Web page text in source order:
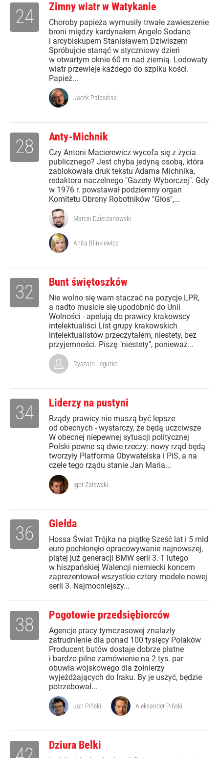
Zimny wiatr w Watykanie
Choroby papieża wymusiły trwałe zawieszenie
broni między kardynałem Angelo Sodano
i arcybiskupem Stanisławem Dziwiszem
Spróbujcie stanąć w styczniowy dzień
w otwartym oknie 60 m nad ziemią. Lodowaty
wiatr przewieje każdego do szpiku kości.
Papież...
24
Jacek Pałasiński
Anty-Michnik
Czy Antoni Macierewicz wycofa się z życia
publicznego? Jest chyba jedyną osobą, która
zablokowała druk tekstu Adama Michnika,
redaktora naczelnego "Gazety Wyborczej". Gdy
w 1976 r. powstawał podziemny organ
Komitetu Obrony Robotników "Głos",...
28
Marcin Dzierżanowski
Anita Blinkiewicz
Bunt świętoszków
Nie wolno się wam staczać na pozycje LPR,
a nadto musicie się upodobnić do Unii
Wolności - apelują do prawicy krakowscy
intelektualiści List grupy krakowskich
intelektualistów przeczytałem, niestety, bez
przyjemności. Piszę "niestety", ponieważ...
32
Ryszard Legutko
Liderzy na pustyni
Rządy prawicy nie muszą być lepsze
od obecnych - wystarczy, że będą uczciwsze
W obecnej niepewnej sytuacji politycznej
Polski pewne są dwie rzeczy: nowy rząd będą
tworzyły Platforma Obywatelska i PiS, a na
czele tego rządu stanie Jan Maria...
34
Igor Zalewski
Giełda
Hossa Świat Trójka na piątkę Sześć lat i 5 mld
euro pochłonęło opracowywanie najnowszej,
piątej już generacji BMW serii 3. 1 lutego
w hiszpańskiej Walencji niemiecki koncern
zaprezentował wszystkie cztery modele nowej
serii 3. Najmocniejszy...
36
Pogotowie przedsiębiorców
Agencje pracy tymczasowej znalazły
zatrudnienie dla ponad 100 tysięcy Polaków
Producent butów dostaje dobrze płatne
i bardzo pilne zamówienie na 2 tys. par
obuwia wojskowego dla żołnierzy
wyjeżdżających do Iraku. By je uszyć, będzie
potrzebował...
38
Jan Piński Aleksander Piński
Dziura Belki